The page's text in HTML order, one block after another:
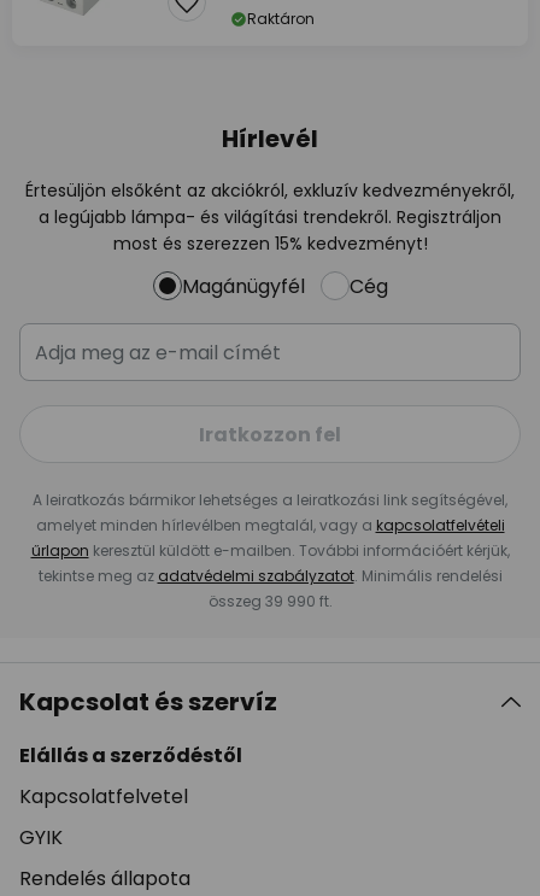
Raktáron
Hírlevél
Értesüljön elsőként az akciókról, exkluzív kedvezményekről,
a legújabb lámpa- és világítási trendekről. Regisztráljon
most és szerezzen 15% kedvezményt!
Magánügyfél Cég
Iratkozzon fel
A leiratkozás bármikor lehetséges a leiratkozási link segítségével,
amelyet minden hírlevélben megtalál, vagy a kapcsolatfelvételi
űrlapon keresztül küldött e-mailben. További információért kérjük,
tekintse meg az adatvédelmi szabályzatot. Minimális rendelési
összeg 39 990 ft.
Kapcsolat és szervíz
Elállás a szerződéstől
Kapcsolatfelvetel
GYIK
Rendelés állapota